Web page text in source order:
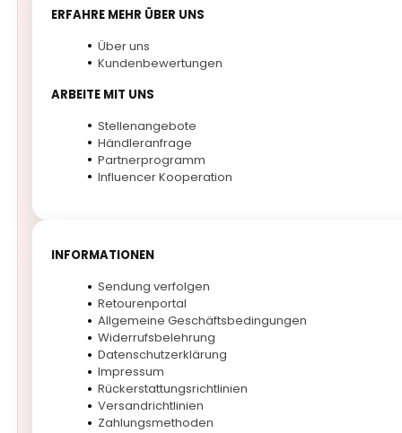
ERFAHRE MEHR ÜBER UNS
Über uns
Kundenbewertungen
ARBEITE MIT UNS
Stellenangebote
Händleranfrage
Partnerprogramm
Influencer Kooperation
INFORMATIONEN
Sendung verfolgen
Retourenportal
Allgemeine Geschäftsbedingungen
Widerrufsbelehrung
Datenschutzerklärung
Impressum
Rückerstattungsrichtlinien
Versandrichtlinien
Zahlungsmethoden